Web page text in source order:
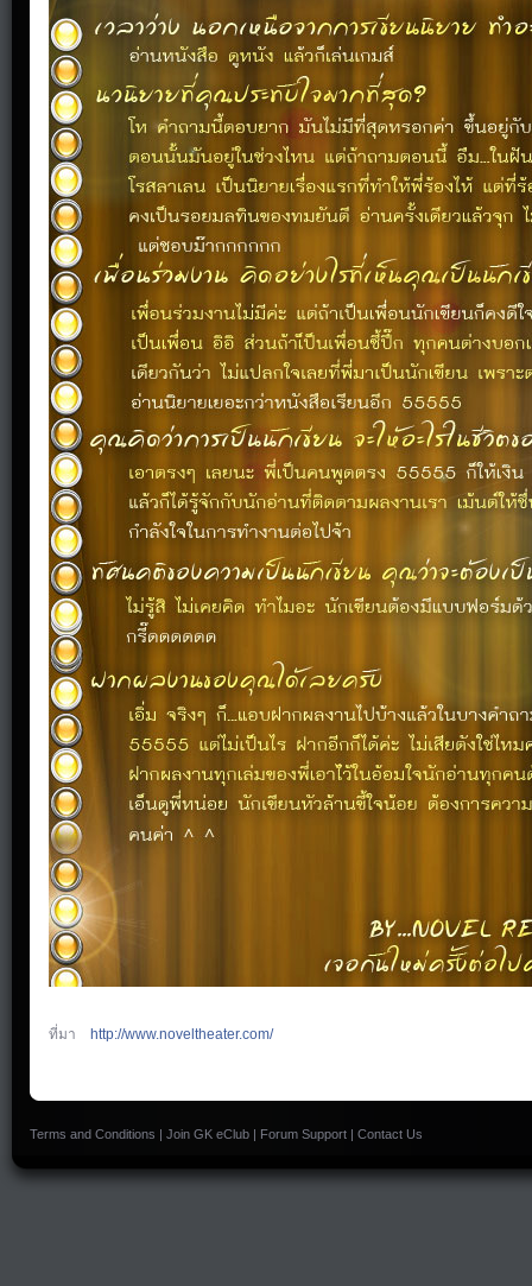
ที่มา http://www.noveltheater.com/
Terms and Conditions | Join GK eClub | Forum Support | Contact Us